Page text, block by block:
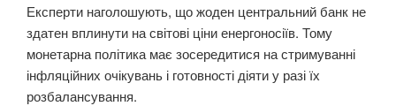
Експерти наголошують, що жоден центральний банк не
здатен вплинути на світові ціни енергоносіїв. Тому
монетарна політика має зосередитися на стримуванні
інфляційних очікувань і готовності діяти у разі їх
розбалансування.